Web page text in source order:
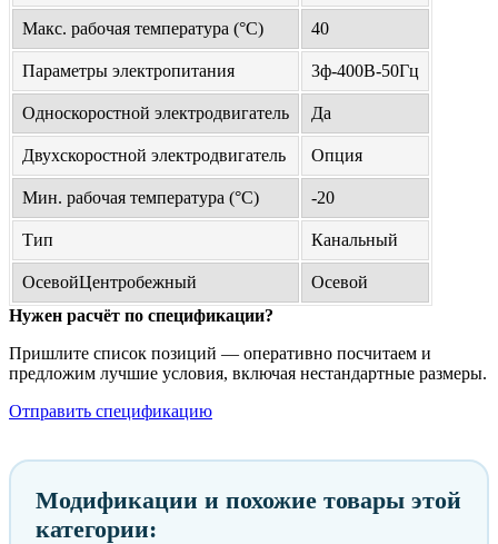
Макс. рабочая температура (°С) 40
Параметры электропитания 3ф-400В-50Гц
Односкоростной электродвигатель Да
Двухскоростной электродвигатель Опция
Мин. рабочая температура (°С) -20
Тип Канальный
ОсевойЦентробежный
Осевой
Нужен расчёт по спецификации?
Пришлите список позиций — оперативно посчитаем и
предложим лучшие условия, включая нестандартные размеры.
Отправить спецификацию
Модификации и похожие товары этой
категории: